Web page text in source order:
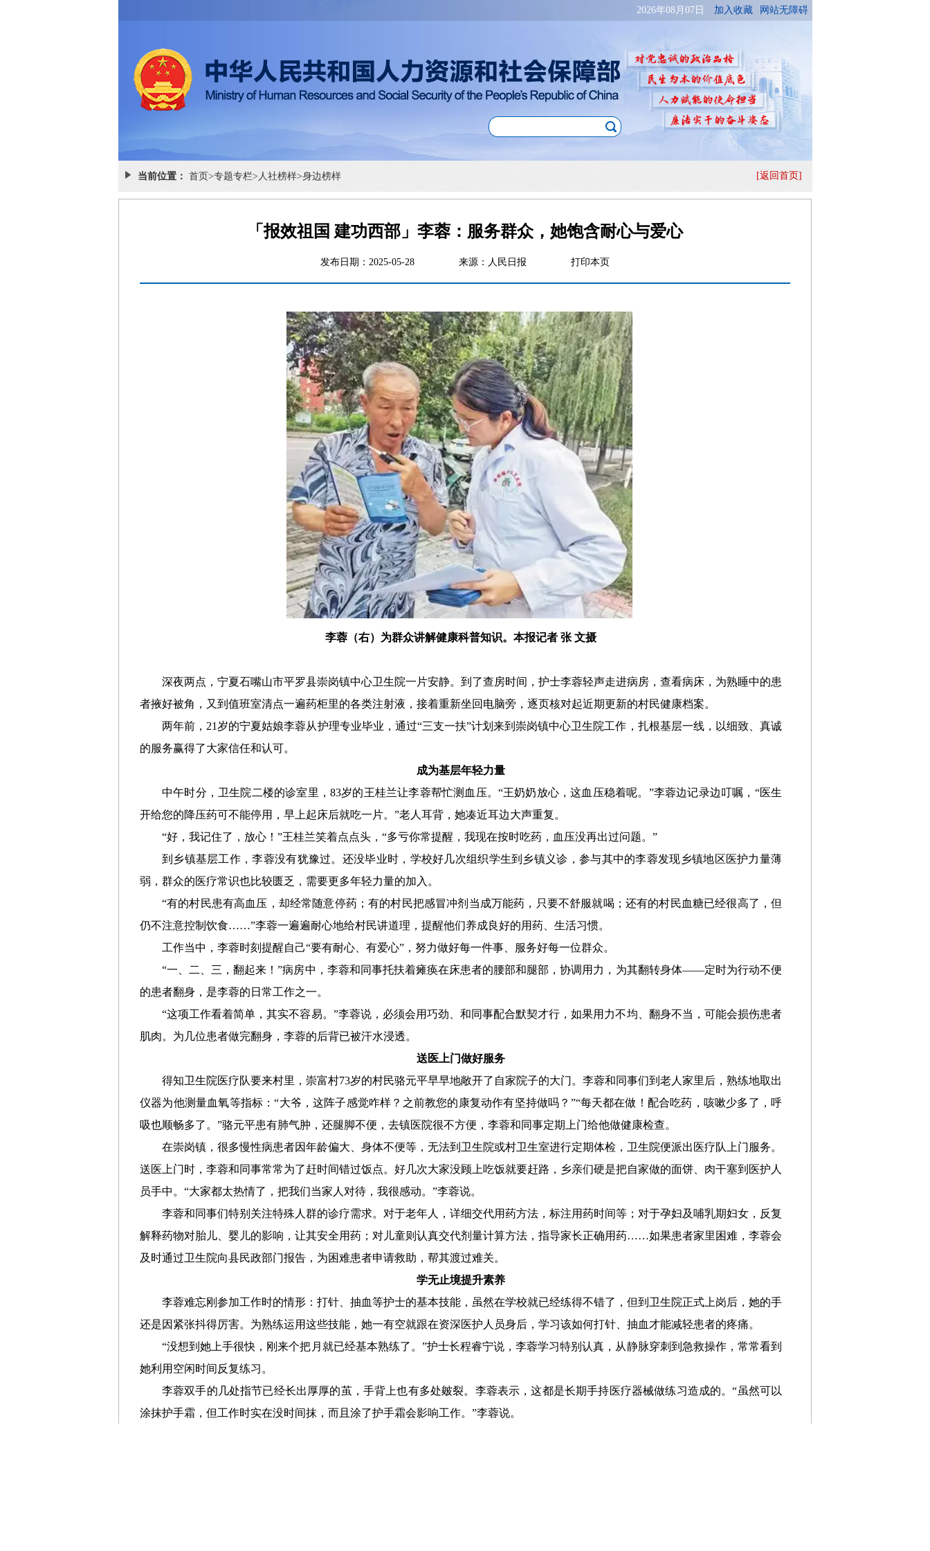
当前位置： 首页>专题专栏> 人社榜样>身边榜样 [返回首页]
「报效祖国 建功西部」李蓉：服务群众，她饱含耐心与爱心
发布日期：2025-05-28 来源：人民日报 打印本页
李蓉（右）为群众讲解健康科普知识。本报记者 张 文摄
深夜两点，宁夏石嘴山市平罗县崇岗镇中心卫生院一片安静。到了查房时间，护士李蓉轻声走进病房，查看病床，为熟睡中的患
者掖好被角，又到值班室清点一遍药柜里的各类注射液，接着重新坐回电脑旁，逐页核对起近期更新的村民健康档案。
两年前，21岁的宁夏姑娘李蓉从护理专业毕业，通过“三支一扶”计划来到崇岗镇中心卫生院工作，扎根基层一线，以细致、真诚
的服务赢得了大家信任和认可。
成为基层年轻力量
中午时分，卫生院二楼的诊室里，83岁的王桂兰让李蓉帮忙测血压。“王奶奶放心，这血压稳着呢。”李蓉边记录边叮嘱，“医生
开给您的降压药可不能停用，早上起床后就吃一片。”老人耳背，她凑近耳边大声重复。
“好，我记住了，放心！”王桂兰笑着点点头，“多亏你常提醒，我现在按时吃药，血压没再出过问题。”
到乡镇基层工作，李蓉没有犹豫过。还没毕业时，学校好几次组织学生到乡镇义诊，参与其中的李蓉发现乡镇地区医护力量薄
弱，群众的医疗常识也比较匮乏，需要更多年轻力量的加入。
“有的村民患有高血压，却经常随意停药；有的村民把感冒冲剂当成万能药，只要不舒服就喝；还有的村民血糖已经很高了，但
仍不注意控制饮食……”李蓉一遍遍耐心地给村民讲道理，提醒他们养成良好的用药、生活习惯。
工作当中，李蓉时刻提醒自己“要有耐心、有爱心”，努力做好每一件事、服务好每一位群众。
“一、二、三，翻起来！”病房中，李蓉和同事托扶着瘫痪在床患者的腰部和腿部，协调用力，为其翻转身体——定时为行动不便
的患者翻身，是李蓉的日常工作之一。
“这项工作看着简单，其实不容易。”李蓉说，必须会用巧劲、和同事配合默契才行，如果用力不均、翻身不当，可能会损伤患者
肌肉。为几位患者做完翻身，李蓉的后背已被汗水浸透。
送医上门做好服务
得知卫生院医疗队要来村里，崇富村73岁的村民骆元平早早地敞开了自家院子的大门。李蓉和同事们到老人家里后，熟练地取出
仪器为他测量血氧等指标：“大爷，这阵子感觉咋样？之前教您的康复动作有坚持做吗？”“每天都在做！配合吃药，咳嗽少多了，呼
吸也顺畅多了。”骆元平患有肺气肿，还腿脚不便，去镇医院很不方便，李蓉和同事定期上门给他做健康检查。
在崇岗镇，很多慢性病患者因年龄偏大、身体不便等，无法到卫生院或村卫生室进行定期体检，卫生院便派出医疗队上门服务。
送医上门时，李蓉和同事常常为了赶时间错过饭点。好几次大家没顾上吃饭就要赶路，乡亲们硬是把自家做的面饼、肉干塞到医护人
员手中。“大家都太热情了，把我们当家人对待，我很感动。”李蓉说。
李蓉和同事们特别关注特殊人群的诊疗需求。对于老年人，详细交代用药方法，标注用药时间等；对于孕妇及哺乳期妇女，反复
解释药物对胎儿、婴儿的影响，让其安全用药；对儿童则认真交代剂量计算方法，指导家长正确用药……如果患者家里困难，李蓉会
及时通过卫生院向县民政部门报告，为困难患者申请救助，帮其渡过难关。
学无止境提升素养
李蓉难忘刚参加工作时的情形：打针、抽血等护士的基本技能，虽然在学校就已经练得不错了，但到卫生院正式上岗后，她的手
还是因紧张抖得厉害。为熟练运用这些技能，她一有空就跟在资深医护人员身后，学习该如何打针、抽血才能减轻患者的疼痛。
“没想到她上手很快，刚来个把月就已经基本熟练了。”护士长程睿宁说，李蓉学习特别认真，从静脉穿刺到急救操作，常常看到
她利用空闲时间反复练习。
李蓉双手的几处指节已经长出厚厚的茧，手背上也有多处皴裂。李蓉表示，这都是长期手持医疗器械做练习造成的。“虽然可以
涂抹护手霜，但工作时实在没时间抹，而且涂了护手霜会影响工作。”李蓉说。